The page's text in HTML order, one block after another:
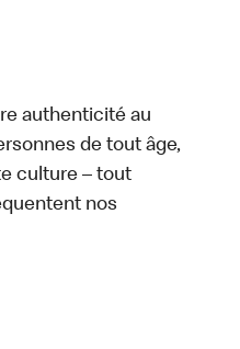
authenticité au
de tout âge,
culture – tout
nos